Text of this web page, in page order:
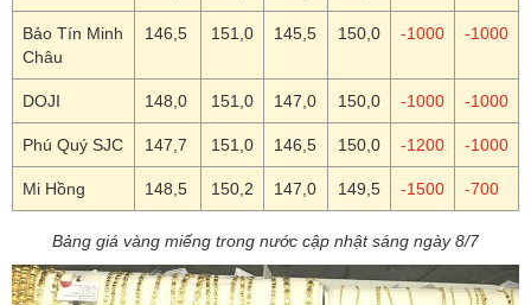
Bảo Tín Minh
Châu
146,5 151,0 145,5 150,0 -1000 -1000
DOJI 148,0 151,0 147,0 150,0 -1000 -1000
Phú Quý SJC 147,7 151,0 146,5 150,0 -1200 -1000
Mi Hồng 148,5 150,2 147,0 149,5 -1500 -700
Bảng giá vàng miếng trong nước cập nhật sáng ngày 8/7